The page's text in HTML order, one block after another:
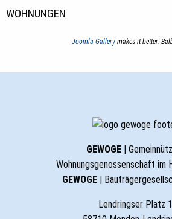
WOHNUNGEN
Joomla Gallery makes it better.
GEWOGE |
Wohnungsgenossenschaft im
GEWOGE|
Lendringser Platz 1